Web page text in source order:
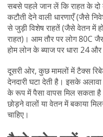
सबसे पहले जान लें कि राहत के दो
कटौती देने वाली धारणाएँ (जैसे
से जुड़ी विशेष राहतें (जैसे वेतन में
राहत)। आम तौर पर लोग 80C
होम लोन के ब्याज पर धारा 24
दूसरी ओर, कुछ मामलों में टैक्स
देनदारी घटा देती है। इसके
के रूप में पैसा वापस मिल सकता
छोड़ने वालों या वेतन में बकाया
चाहिए।